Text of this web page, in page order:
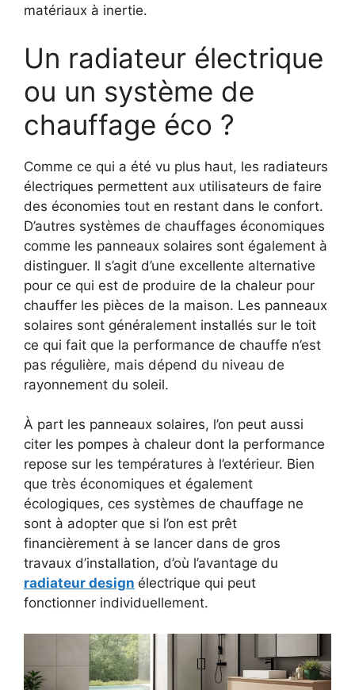
matériaux à inertie.
Un radiateur électrique
ou un système de
chauffage éco ?
Comme ce qui a été vu plus haut, les radiateurs
électriques permettent aux utilisateurs de faire
des économies tout en restant dans le confort.
D’autres systèmes de chauffages économiques
comme les panneaux solaires sont également à
distinguer. Il s’agit d’une excellente alternative
pour ce qui est de produire de la chaleur pour
chauffer les pièces de la maison. Les panneaux
solaires sont généralement installés sur le toit
ce qui fait que la performance de chauffe n’est
pas régulière, mais dépend du niveau de
rayonnement du soleil.
À part les panneaux solaires, l’on peut aussi
citer les pompes à chaleur dont la performance
repose sur les températures à l’extérieur. Bien
que très économiques et également
écologiques, ces systèmes de chauffage ne
sont à adopter que si l’on est prêt
financièrement à se lancer dans de gros
travaux d’installation, d’où l’avantage du
radiateur design électrique qui peut
fonctionner individuellement.